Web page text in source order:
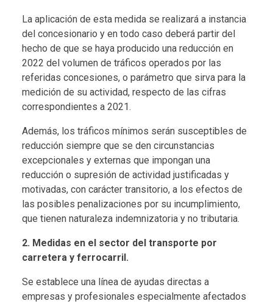
La aplicación de esta medida se realizará a instancia
del concesionario y en todo caso deberá partir del
hecho de que se haya producido una reducción en
2022 del volumen de tráficos operados por las
referidas concesiones, o parámetro que sirva para la
medición de su actividad, respecto de las cifras
correspondientes a 2021.
Además, los tráficos mínimos serán susceptibles de
reducción siempre que se den circunstancias
excepcionales y externas que impongan una
reducción o supresión de actividad justificadas y
motivadas, con carácter transitorio, a los efectos de
las posibles penalizaciones por su incumplimiento,
que tienen naturaleza indemnizatoria y no tributaria.
2. Medidas en el sector del transporte por
carretera y ferrocarril.
Se establece una línea de ayudas directas a
empresas y profesionales especialmente afectados